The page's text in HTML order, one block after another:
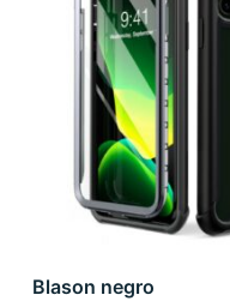
Blason negro